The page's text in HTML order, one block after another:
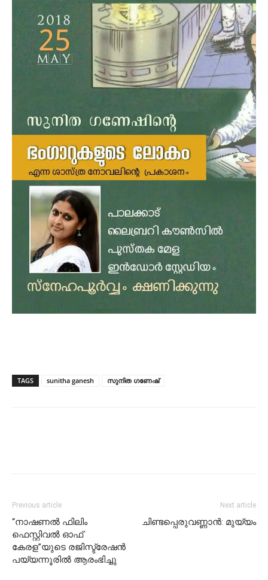
TAGS sunitha ganesh സുനിത ഗണേഷ്
Previous article
“നാഷണൽ ഫിലിം
ഫെസ്റ്റിവൽ ഓഫ്
കേരള”യുടെ രജിസ്ട്രേഷൻ
പയ്യന്നൂരിൽ ആരംഭിച്ചു
Next article
ചിണ്ടപ്പെരുവണ്ണാൻ: മുയ്യം